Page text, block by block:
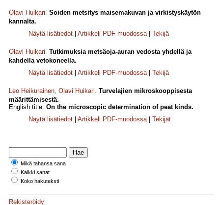
Olavi Huikari. Soiden metsitys maisemakuvan ja virkistyskäytön
kannalta.
Näytä lisätiedot
Artikkeli PDF-muodossa| Tekijä
Olavi Huikari. Tutkimuksia metsäoja-auran vedosta yhdellä ja
kahdella vetokoneella.
Näytä lisätiedot
Artikkeli PDF-muodossa| Tekijä
Leo Heikurainen, Olavi Huikari. Turvelajien mikroskooppisesta
määrittämisestä.
English title: On the microscopic determination of peat kinds.
Näytä lisätiedot
Artikkeli PDF-muodossa| Tekijät
Mikä tahansa sana
Kaikki sanat
Koko hakuteksti
Rekisteröidy